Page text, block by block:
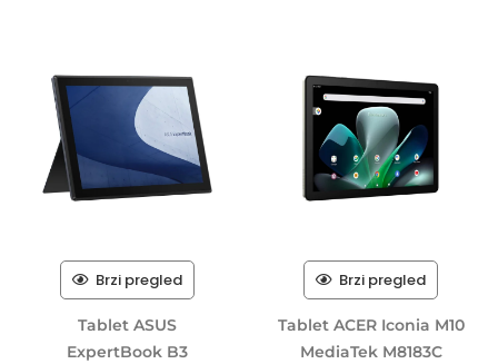
Brzi pregled
Tablet ASUS
ExpertBook B3
Brzi pregled
Tablet ACER Iconia M10
MediaTek M8183C